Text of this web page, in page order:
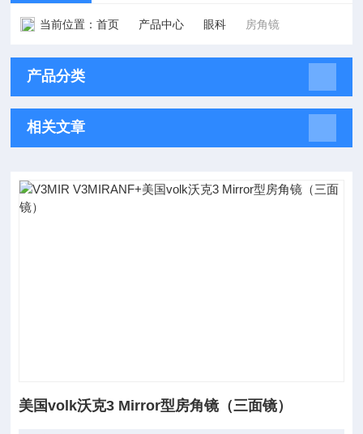
当前位置：首页 产品中心 眼科 房角镜
产品分类
相关文章
美国volk沃克3 Mirror型房角镜（三面镜）